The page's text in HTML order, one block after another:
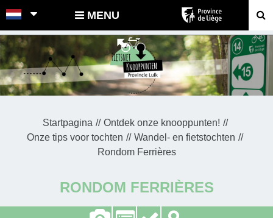
POINTS-NOEUDS MENU
Startpagina
Ontdek onze knooppunten!
Onze tips voor tochten
Wandel- en fietstochten
Rondom Ferrières
RONDOM FERRIÈRES